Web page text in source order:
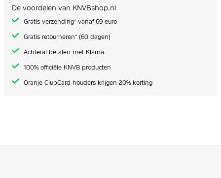
afbeeldingen-
gallerij
De voordelen van KNVBshop.nl
Gratis verzending* vanaf 69 euro
Gratis retourneren* (60 dagen)
Achteraf betalen met Klarna
100% officiële KNVB producten
Oranje ClubCard houders krijgen 20% korting